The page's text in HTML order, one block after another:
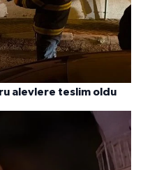
alevlere teslim oldu